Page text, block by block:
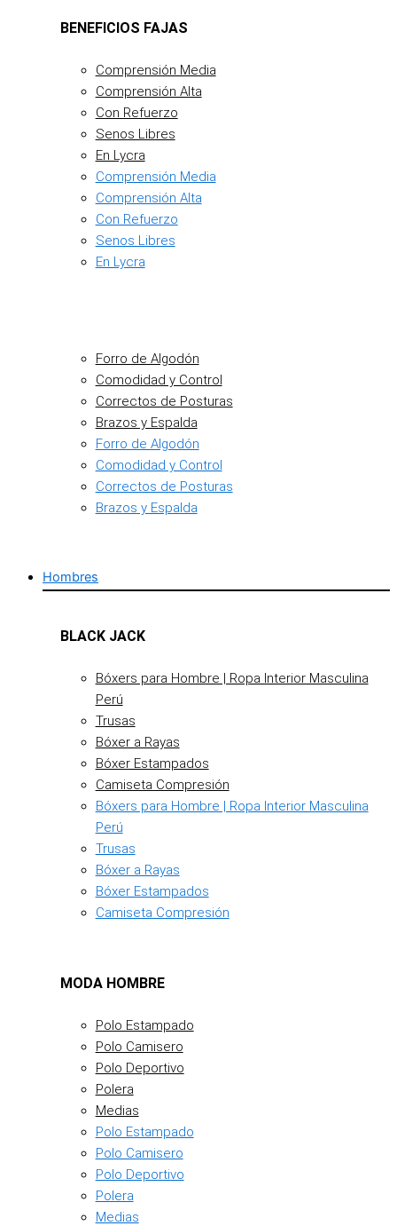
BENEFICIOS FAJAS
Comprensión Media
Comprensión Alta
Con Refuerzo
Senos Libres
En Lycra
Comprensión Media
Comprensión Alta
Con Refuerzo
Senos Libres
En Lycra
Forro de Algodón
Comodidad y Control
Correctos de Posturas
Brazos y Espalda
Forro de Algodón
Comodidad y Control
Correctos de Posturas
Brazos y Espalda
Hombres
BLACK JACK
Bóxers para Hombre | Ropa Interior Masculina
Perú
Trusas
Bóxer a Rayas
Bóxer Estampados
Camiseta Compresión
Bóxers para Hombre | Ropa Interior Masculina
Perú
Trusas
Bóxer a Rayas
Bóxer Estampados
Camiseta Compresión
MODA HOMBRE
Polo Estampado
Polo Camisero
Polo Deportivo
Polera
Medias
Polo Estampado
Polo Camisero
Polo Deportivo
Polera
Medias